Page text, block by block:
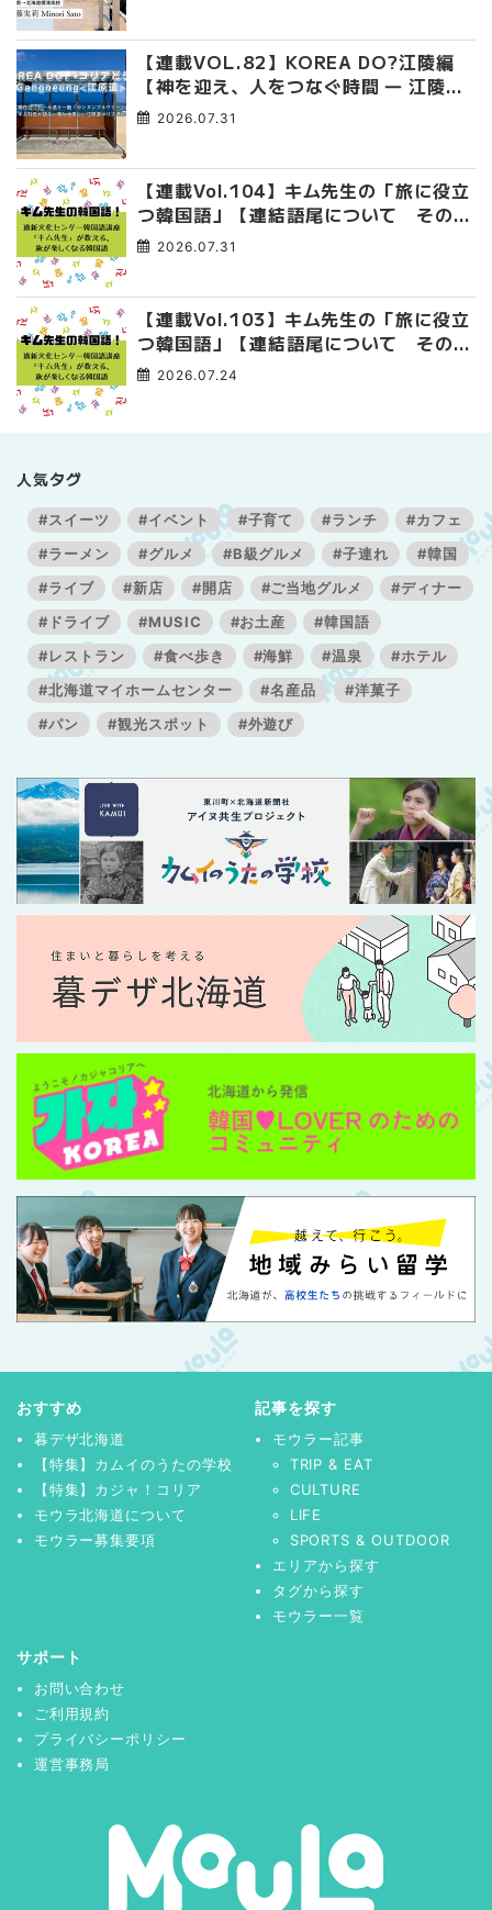
【連載VOL.82】KOREA DO?江陵編
【神を迎え、人をつなぐ時間 ― 江陵端
午祭 】
2026.07.31
【連載Vol.104】キム先生の「旅に役立
つ韓国語」【連結語尾について その
4】2026.07.31
【連載Vol.103】キム先生の「旅に役立
つ韓国語」【連結語尾について その
3】2026.07.24
人気タグ
#スイーツ #イベント #子育て #ランチ
#カフェ
#ラーメン
#グルメ #B級グルメ #子連れ
#韓国
#ライブ
#新店 #開店 #ご当地グルメ
#ディナー
#ドライブ
#MUSIC #お土産
#韓国語
#レストラン
#食べ歩き #海鮮 #温泉
#ホテル
#北海道マイホームセンター
#名産品
#洋菓子
#パン
#観光スポット #外遊び
おすすめ
暮デザ北海道
【特集】カムイのうたの学校
【特集】カジャ！コリア
モウラ北海道について
モウラー募集要項
記事を探す
モウラー記事
TRIP & EAT
CULTURE
LIFE
SPORTS & OUTDOOR
エリアから探す
タグから探す
モウラー一覧
サポート
お問い合わせ
ご利用規約
プライバシーポリシー
運営事務局